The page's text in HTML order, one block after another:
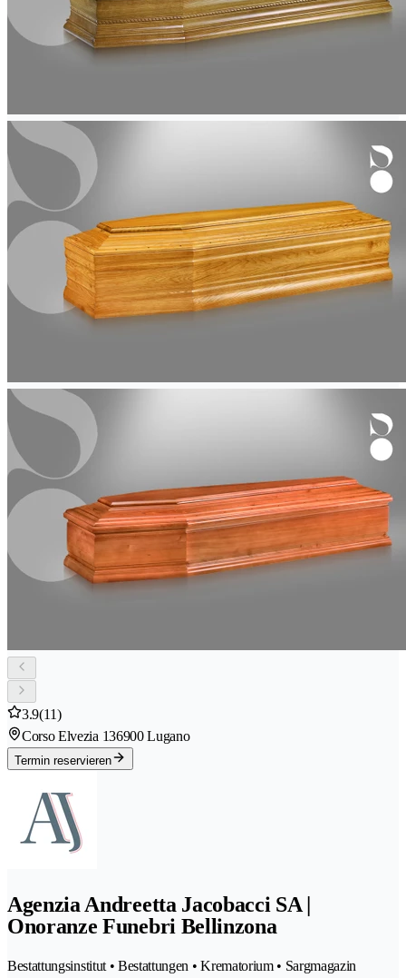
3.9(11)
Corso Elvezia 136900 Lugano
Termin reservieren
Agenzia Andreetta Jacobacci SA |
Onoranze Funebri Bellinzona
Bestattungsinstitut • Bestattungen • Krematorium • Sargmagazin